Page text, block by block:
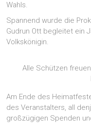
Wahls.
Spannend wurde die
Gudrun Ott begleitet ein
Volkskönigin.
Alle Schützen
Am Ende des
des Veranstalters, all
großzügigen Spenden